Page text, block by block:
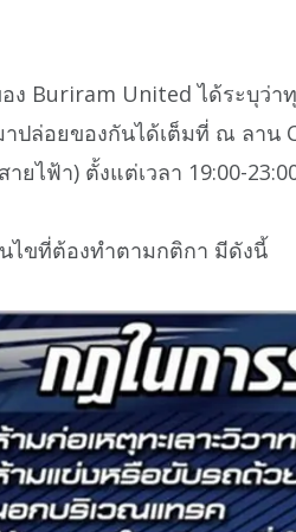
ง Buriram United ได้ระบุว่า
ปล่อยของกันได้เต็มที่ ณ ลาน
ายไฟ้า) ตั้งแต่เวลา 19:00-
ไขที่ต้องทำตามกติกา มีดังนี้